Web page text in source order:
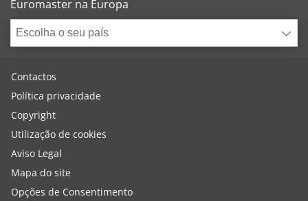
Euromaster na Europa
Escolha o seu país
Contactos
Política privacidade
Copyright
Utilização de cookies
Aviso Legal
Mapa do site
Opções de Consentimento